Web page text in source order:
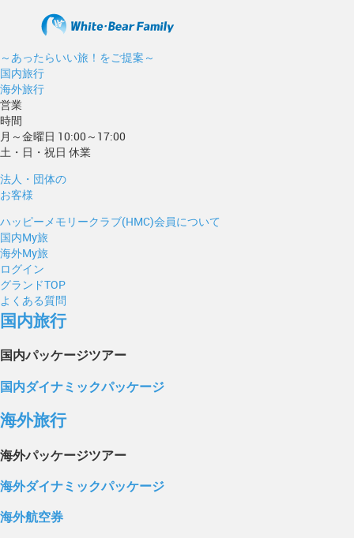
～あったらいい旅！をご提案～
国内旅行
海外旅行
営業
時間
月～金曜日 10:00～17:00
土・日・祝日 休業
法人・団体の
お客様
ハッピーメモリークラブ(HMC)会員について
国内My旅
海外My旅
ログイン
グランドTOP
よくある質問
国内旅行
国内パッケージツアー
国内ダイナミックパッケージ
海外旅行
海外パッケージツアー
海外ダイナミックパッケージ
海外航空券